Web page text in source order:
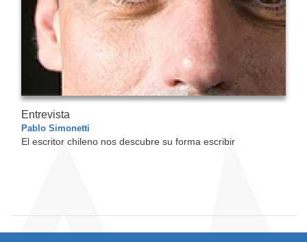
Entrevista
Pablo Simonetti
El escritor chileno nos descubre su forma escribir